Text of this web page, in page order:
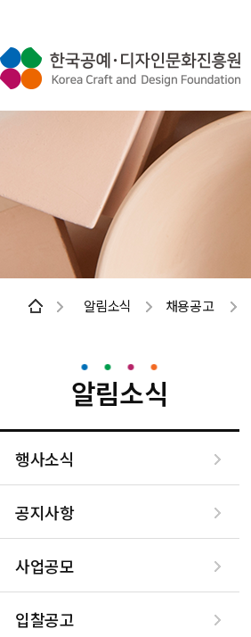
알림소식 채용공고
알림소식
행사소식
공지사항
사업공모
입찰공고